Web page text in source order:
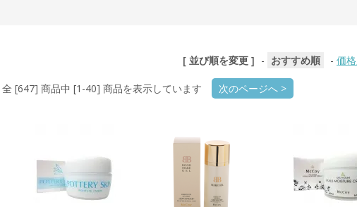
[ 並び順を変更 ] - おすすめ順 - 価
全 [647] 商品中 [1-40] 商品を表示しています 次のページへ >